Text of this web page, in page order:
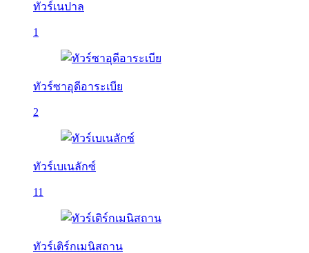
ทัวร์เนปาล
1
ทัวร์ซาอุดีอาระเบีย
2
ทัวร์เบเนลักซ์
11
ทัวร์เติร์กเมนิสถาน